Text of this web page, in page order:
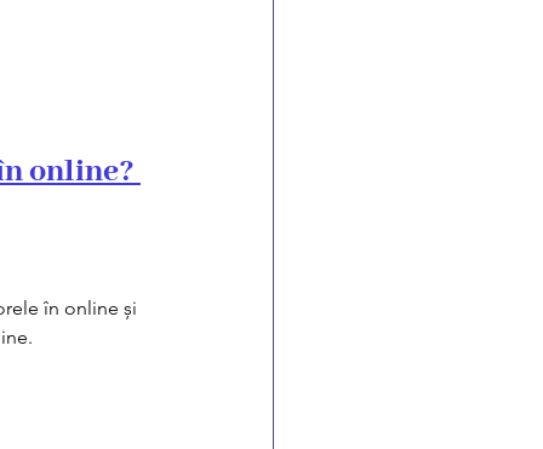
online?
în online și